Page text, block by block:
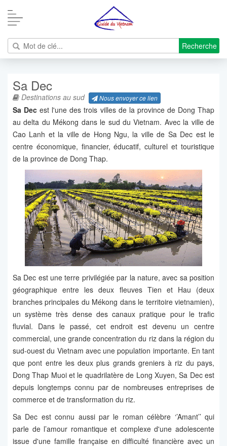
Recherche
Sa Dec
Destinations au sud Nous envoyer ce lien
Sa Dec est l'une des trois villes de la province de Dong Thap
au delta du Mékong dans le sud du Vietnam. Avec la ville de
Cao Lanh et la ville de Hong Ngu, la ville de Sa Dec est le
centre économique, financier, éducatif, culturel et touristique
de la province de Dong Thap.
Sa Dec est une terre privilégiée par la nature, avec sa position
géographique entre les deux fleuves Tien et Hau (deux
branches principales du Mékong dans le territoire vietnamien),
un système très dense des canaux pratique pour le trafic
fluvial. Dans le passé, cet endroit est devenu un centre
commercial, une grande concentration du riz dans la région du
sud-ouest du Vietnam avec une population importante. En tant
que pont entre les deux plus grands greniers à riz du pays,
Dong Thap Muoi et le quadrilatère de Long Xuyen, Sa Dec est
depuis longtemps connu par de nombreuses entreprises de
commerce et de transformation du riz.
Sa Dec est connu aussi par le roman célèbre ‘’Amant’’ qui
parle de l’amour romantique et complexe d'une adolescente
issue d'une famille française en difficulté financière avec un